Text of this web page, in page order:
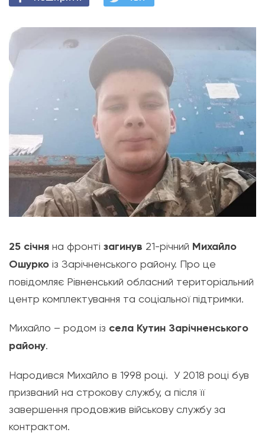
25 січня на фронті загинув 21-річний Михайло
Ошурко із Зарічненського району. Про це
повідомляє Рівненський обласний територіальний
центр комплектування та соціальної підтримки.
Михайло – родом із села Кутин Зарічненського
району.
Народився Михайло в 1998 році. У 2018 році був
призваний на строкову службу, а після її
завершення продовжив військову службу за
контрактом.